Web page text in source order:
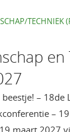
TECHNIEK
en
– 18de
–